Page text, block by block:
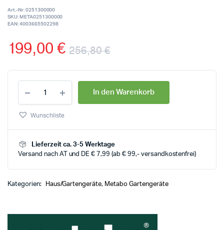
Art.-Nr:0251300000
SKU: META0251300000
EAN:4003665502298
256,80€
199,00€
In den Warenkorb
Wunschliste
Lieferzeit ca. 3-5 Werktage
Versand nach AT und DE € 7,99 (ab € 99,- versandkostenfrei)
Kategorien: Haus/Gartengeräte, Metabo Gartengeräte